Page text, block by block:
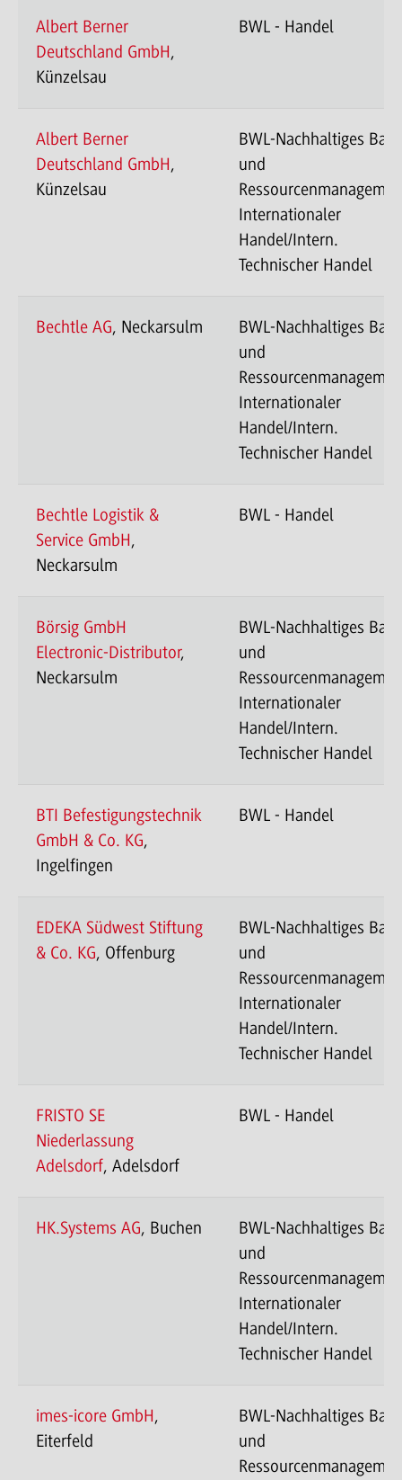
Albert Berner
Deutschland GmbH,
Künzelsau
BWL - Handel
Albert Berner
Deutschland GmbH,
Künzelsau
BWL-Nachhaltiges
und
Internationaler
Handel/Intern.
Technischer Handel
Bechtle AG, Neckarsulm
BWL-Nachhaltiges
und
Internationaler
Handel/Intern.
Technischer Handel
Bechtle Logistik &
Service GmbH,
Neckarsulm
BWL - Handel
Börsig GmbH
Electronic-Distributor,
Neckarsulm
BWL-Nachhaltiges
und
Internationaler
Handel/Intern.
Technischer Handel
BTI Befestigungstechnik
GmbH & Co. KG,
Ingelfingen
BWL - Handel
EDEKA Südwest Stiftung
& Co. KG, Offenburg
BWL-Nachhaltiges
und
Internationaler
Handel/Intern.
Technischer Handel
FRISTO SE
Niederlassung
Adelsdorf, Adelsdorf
BWL - Handel
HK.Systems AG, Buchen
BWL-Nachhaltiges
und
Internationaler
Handel/Intern.
Technischer Handel
imes-icore GmbH,
Eiterfeld
BWL-Nachhaltiges
und